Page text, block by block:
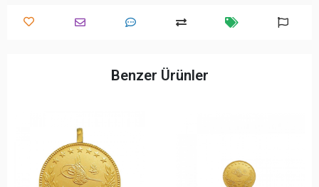
Benzer Ürünler